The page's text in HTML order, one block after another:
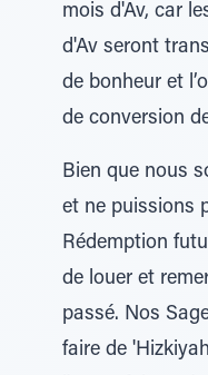
mois d'Av, car
d'Av seront
de bonheur et
de conversion
Bien que nous
et ne puissions
Rédemption
de louer et
passé. Nos
faire de